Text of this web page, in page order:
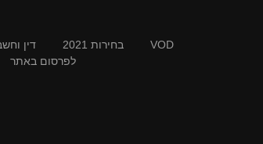
VOD בחירות 2021 דין
לפרסום באתר